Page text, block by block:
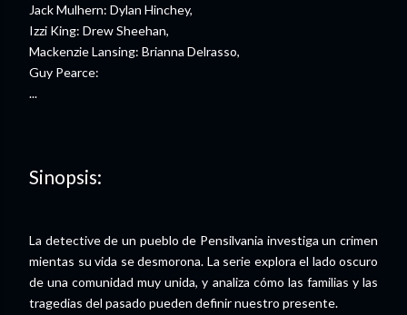
Jack Mulhern: Dylan Hinchey,
Izzi King: Drew Sheehan,
Mackenzie Lansing: Brianna Delrasso,
Guy Pearce:
...
Sinopsis:
La detective de un pueblo de Pensilvania investiga un crimen
mientas su vida se desmorona. La serie explora el lado oscuro
de una comunidad muy unida, y analiza cómo las familias y las
tragedias del pasado pueden definir nuestro presente.